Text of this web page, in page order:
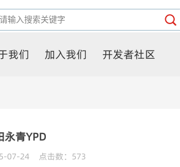
我们 加入我们 开发者社区
永青YPD
07-24 点击数： 573